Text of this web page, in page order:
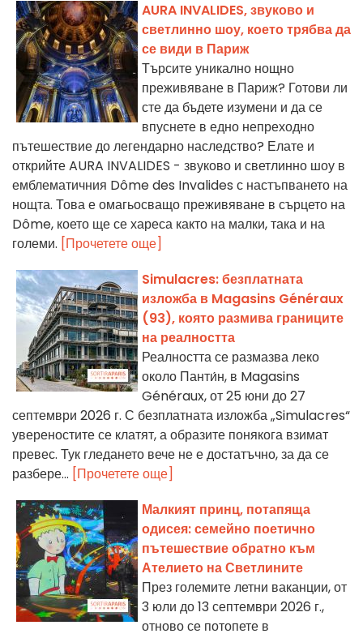
AURA INVALIDES, звуково и
светлинно шоу, което трябва да
се види в Париж
Търсите уникално нощно
преживяване в Париж? Готови ли
сте да бъдете изумени и да се
впуснете в едно непреходно
пътешествие до легендарно наследство? Елате и
открийте AURA INVALIDES - звуково и светлинно шоу в
емблематичния Dôme des Invalides с настъпването на
нощта. Това е омагьосващо преживяване в сърцето на
Dôme, което ще се хареса както на малки, така и на
големи. [Прочетете още]
Simulacres: безплатната
изложба в Magasins Généraux
(93), която размива границите
на реалността
Реалността се размазва леко
около Панти́н, в Magasins
Généraux, от 25 юни до 27
септември 2026 г. С безплатната изложба „Simulacres“
увереностите се клатят, а образите понякога взимат
превес. Тук гледането вече не е достатъчно, за да се
разбере... [Прочетете още]
Малкият принц, потапяща
одисея: семейно поетично
пътешествие обратно към
Ателието на Светлините
През големите летни ваканции, от
3 юли до 13 септември 2026 г.,
отново се потопете в